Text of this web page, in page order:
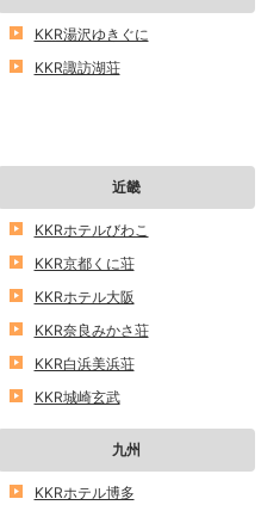
KKR湯沢ゆきぐに
KKR諏訪湖荘
近畿
KKRホテルびわこ
KKR京都くに荘
KKRホテル大阪
KKR奈良みかさ荘
KKR白浜美浜荘
KKR城崎玄武
九州
KKRホテル博多